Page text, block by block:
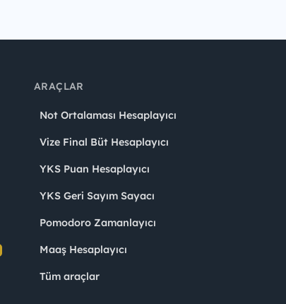
ARAÇLAR
Not Ortalaması Hesaplayıcı
Vize Final Büt Hesaplayıcı
YKS Puan Hesaplayıcı
YKS Geri Sayım Sayacı
Pomodoro Zamanlayıcı
Maaş Hesaplayıcı
Tüm araçlar